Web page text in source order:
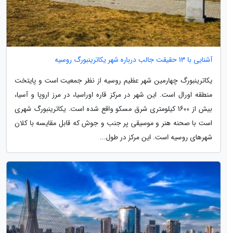
آشنایی با 13 حقیقت جالب درباره شهر یکاترینبورگ روسیه
یکاترینبورگ چهارمین شهر عظیم روسیه از نظر جمعیت است و پایتخت
منطقه اورال است. این شهر در مرکز قاره اوراسیا، در مرز اروپا و آسیا،
بیش از 1600 کیلومتری شرق مسکو واقع شده است. یکاترینبورگ شهری
است با صحنه هنر و موسیقی پر جنب و جوش که قابل مقایسه با کلان
شهرهای روسیه است. این مرکز در طول...